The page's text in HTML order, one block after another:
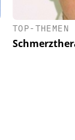
TOP-THEMEN